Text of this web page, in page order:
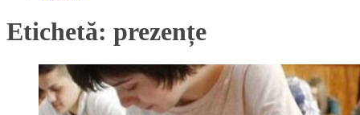
Etichetă: prezențe